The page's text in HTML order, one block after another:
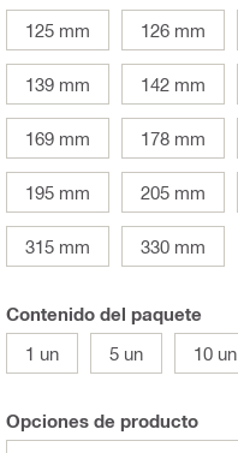
125 mm 126 mm
139 mm 142 mm
169 mm 178 mm
195 mm 205 mm
315 mm 330 mm
Contenido del paquete
1 un
5 un 10 un
Opciones de producto